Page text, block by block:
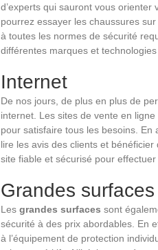
d’experts qui sauront vous
pourrez essayer les chaussures
à toutes les normes de sécurité
différentes marques et technologies
Internet
De nos jours, de plus en plus de
internet. Les sites de vente en
pour satisfaire tous les besoins. En
lire les avis des clients et
site fiable et sécurisé pour
Grandes surfaces
Les grandes surfaces sont
sécurité à des prix abordables. En
à l’équipement de protection